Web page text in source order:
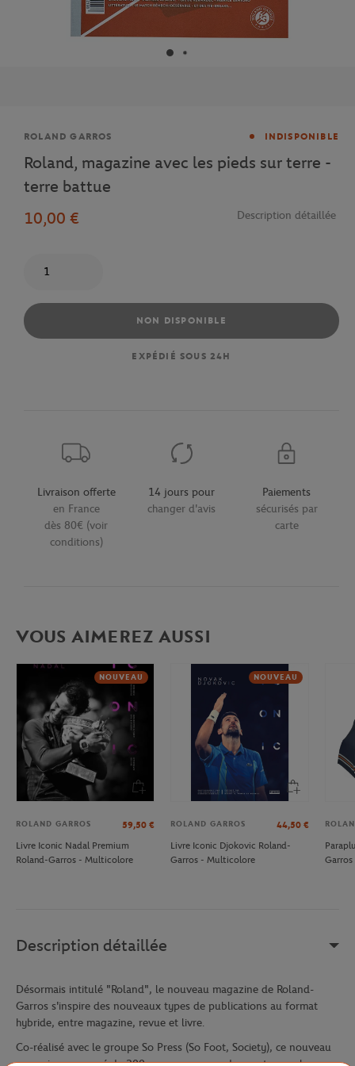
Marque
ROLAND GARROS INDISPONIBLE
Roland, magazine avec les pieds sur terre -
terre battue
10,00 €
Description détaillée
NON DISPONIBLE
EXPÉDIÉ SOUS 24H
Livraison offerte
en France
dès 80€ (voir
conditions)
14 jours pour
changer d'avis
Paiements
sécurisés par
carte
VOUS AIMEREZ AUSSI
NOUVEAU
ROLAND GARROS 59,50 €
Livre Iconic Nadal Premium
Roland-Garros - Multicolore
NOUVEAU
ROLAND GARROS 44,50 €
Livre Iconic Djokovic Roland-
Garros - Multicolore
Description détaillée
Désormais intitulé "Roland", le nouveau magazine de Roland-
Garros s'inspire des nouveaux types de publications au format
hybride, entre magazine, revue et livre.
Co-réalisé avec le groupe So Press (So Foot, Society), ce nouveau